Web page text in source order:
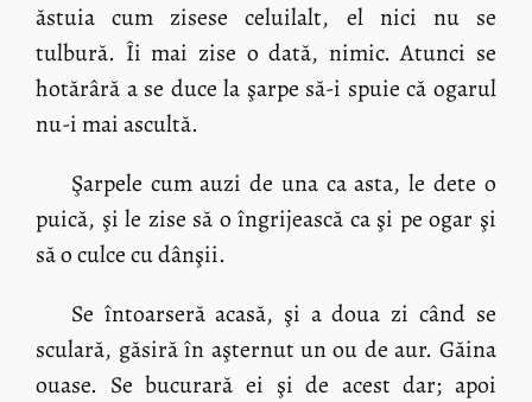
ăstuia cum zisese celuilalt, el nici nu se
tulbură. Îi mai zise o dată, nimic. Atunci se
hotărâră a se duce la şarpe să-i spuie că ogarul
nu-i mai ascultă.
Şarpele cum auzi de una ca asta, le dete o
puică, şi le zise să o îngrijească ca şi pe ogar şi
să o culce cu dânşii.
Se întoarseră acasă, şi a doua zi când se
sculară, găsiră în aşternut un ou de aur. Găina
ouase. Se bucurară ei şi de acest dar; apoi